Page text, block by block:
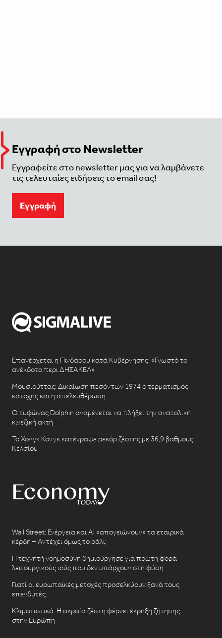
Εγγραφή στο Newsletter
Εγγραφείτε στο newsletter μας για να λαμβάνετε
τις τελευταίες ειδήσεις το email σας!
Eγγραφή
Επανέρχεται η Πινδάρου κατά Κυβέρνησης: «Γνωστό το
ανέκδοτο περι ΔΗΣΑΚΕΛ»
Μουσιούττας: Δικαίωση πεσόντων 1974 ο τερματισμός
κατοχής και η απελευθέρωση
Ο τυφώνας Dolphin αναμένεται να πλήξει την ανατολική
κινεζική ακτή
Το Χονγκ Κονγκ κατέγραψε ρεκόρ ζέστης με 36,9 βαθμούς
Κελσίου
Wall Street: Ενέργεια και AI «απογειώνουν» τα εταιρικά
κέρδη – Αντέχει όμως το ράλι;
Η τεχνητή νοημοσύνη δημιούργησε για πρώτη φορά
λειτουργικούς ιούς που δεν υπάρχουν στη φύση
Γιατί οι ευρωπαϊκές μετοχές προσελκύουν ξανά τους
επενδυτές
Κλιματιστικά: Η ακραία ζέστη φέρνει έκρηξη ζήτησης
στην Ευρώπη